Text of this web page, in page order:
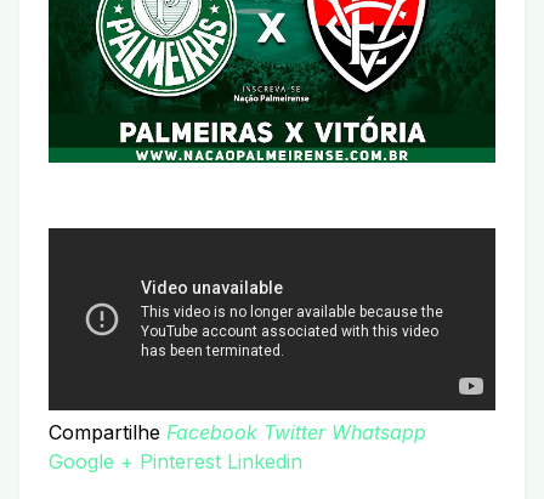
Compartilhe Facebook Twitter Whatsapp
Google + Pinterest Linkedin